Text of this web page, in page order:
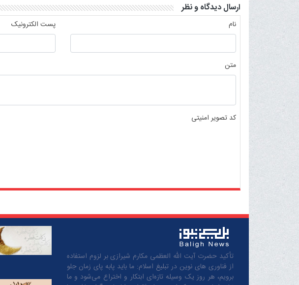
ارسال دیدگاه و نظر
نام پست الکترونیک
متن
کد تصویر امنیتی
تأکید حضرت آیت الله العظمی مکارم شیرازی بر لزوم استفاده
از فناوری های نوین در تبلیغ اسلام: ما باید پابه پای زمان جلو
برویم، هر روز یک وسیله تازه‌ای ابتکار و اختراع می‌شود و ما